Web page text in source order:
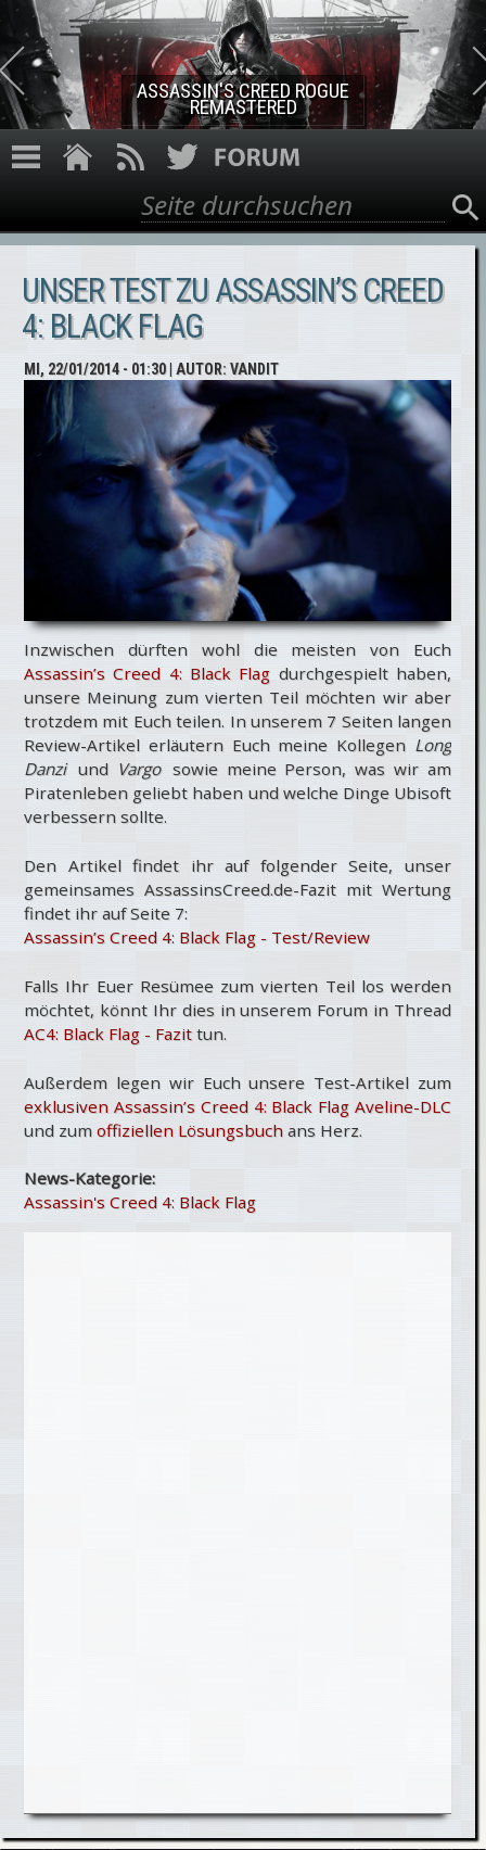
Direkt zum Inhalt
ASSASSIN'S CREED ROGUE
REMASTERED
Suchformular
Suche
UNSER TEST ZU ASSASSIN’S CREED
4: BLACK FLAG
MI, 22/01/2014 - 01:30| AUTOR:VANDIT
Inzwischen dürften wohl die meisten von Euch
Assassin’s Creed 4: Black Flag durchgespielt haben,
unsere Meinung zum vierten Teil möchten wir aber
trotzdem mit Euch teilen. In unserem 7 Seiten langen
Review-Artikel erläutern Euch meine Kollegen Long
Danzi und Vargo sowie meine Person, was wir am
Piratenleben geliebt haben und welche Dinge Ubisoft
verbessern sollte.
Den Artikel findet ihr auf folgender Seite, unser
gemeinsames AssassinsCreed.de-Fazit mit Wertung
findet ihr auf Seite 7:
Assassin’s Creed 4: Black Flag - Test/Review
Falls Ihr Euer Resümee zum vierten Teil los werden
möchtet, könnt Ihr dies in unserem Forum in Thread
AC4: Black Flag - Fazit tun.
Außerdem legen wir Euch unsere Test-Artikel zum
exklusiven Assassin’s Creed 4: Black Flag Aveline-DLC
und zum offiziellen Lösungsbuch ans Herz.
News-Kategorie:
Assassin's Creed 4: Black Flag